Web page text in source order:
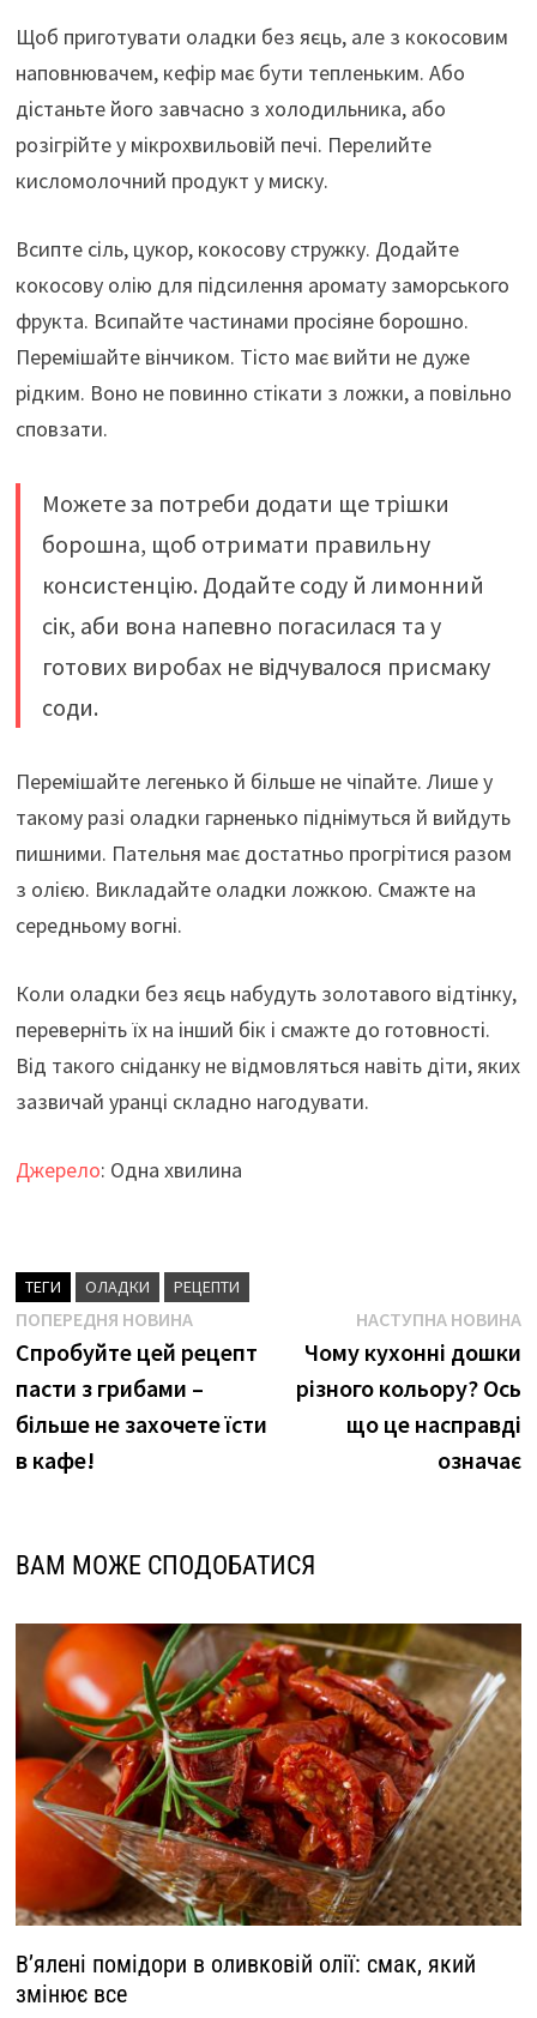
Щоб приготувати оладки без яєць, але з кокосовим
наповнювачем, кефір має бути тепленьким. Або
дістаньте його завчасно з холодильника, або
розігрійте у мікрохвильовій печі. Перелийте
кисломолочний продукт у миску.
Всипте сіль, цукор, кокосову стружку. Додайте
кокосову олію для підсилення аромату заморського
фрукта. Всипайте частинами просіяне борошно.
Перемішайте вінчиком. Тісто має вийти не дуже
рідким. Воно не повинно стікати з ложки, а повільно
сповзати.
Можете за потреби додати ще трішки
борошна, щоб отримати правильну
консистенцію. Додайте соду й лимонний
сік, аби вона напевно погасилася та у
готових виробах не відчувалося присмаку
соди.
Перемішайте легенько й більше не чіпайте. Лише у
такому разі оладки гарненько піднімуться й вийдуть
пишними. Пательня має достатньо прогрітися разом
з олією. Викладайте оладки ложкою. Смажте на
середньому вогні.
Коли оладки без яєць набудуть золотавого відтінку,
переверніть їх на інший бік і смажте до готовності.
Від такого сніданку не відмовляться навіть діти, яких
зазвичай уранці складно нагодувати.
Джерело: Одна хвилина
ТЕГИ ОЛАДКИ РЕЦЕПТИ
Навігація
записів
ПОПЕРЕДНЯ НОВИНАПопередня
новина
Спробуйте цей рецепт
пасти з грибами –
більше не захочете їсти
в кафе!
НАСТУПНА НОВИНА
Чому кухонні дошки
різного кольору? Ось
що це насправді
означає
ВАМ МОЖЕ СПОДОБАТИСЯ
В’ялені помідори в оливковій олії: смак, який
змінює все